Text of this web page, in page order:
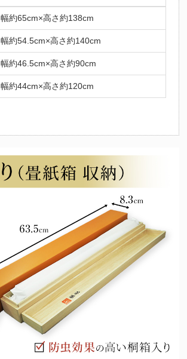
幅約65cm×高さ約138cm
幅約54.5cm×高さ約140cm
幅約46.5cm×高さ約90cm
幅約44cm×高さ約120cm